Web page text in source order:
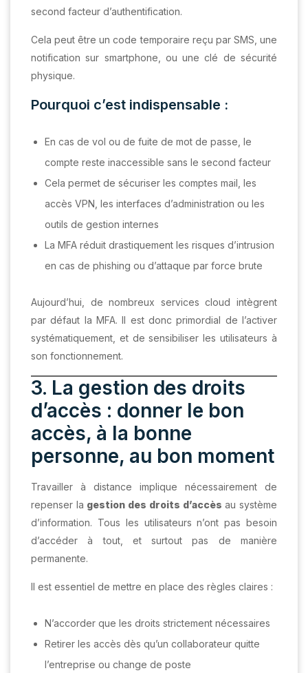
second facteur d’authentification.
Cela peut être un code temporaire reçu par SMS, une
notification sur smartphone, ou une clé de sécurité
physique.
Pourquoi c’est indispensable :
En cas de vol ou de fuite de mot de passe, le
compte reste inaccessible sans le second facteur
Cela permet de sécuriser les comptes mail, les
accès VPN, les interfaces d’administration ou les
outils de gestion internes
La MFA réduit drastiquement les risques d’intrusion
en cas de phishing ou d’attaque par force brute
Aujourd’hui, de nombreux services cloud intègrent
par défaut la MFA. Il est donc primordial de l’activer
systématiquement, et de sensibiliser les utilisateurs à
son fonctionnement.
3. La gestion des droits
d’accès : donner le bon
accès, à la bonne
personne, au bon moment
Travailler à distance implique nécessairement de
repenser la gestion des droits d’accès au système
d’information. Tous les utilisateurs n’ont pas besoin
d’accéder à tout, et surtout pas de manière
permanente.
Il est essentiel de mettre en place des règles claires :
N’accorder que les droits strictement nécessaires
Retirer les accès dès qu’un collaborateur quitte
l’entreprise ou change de poste